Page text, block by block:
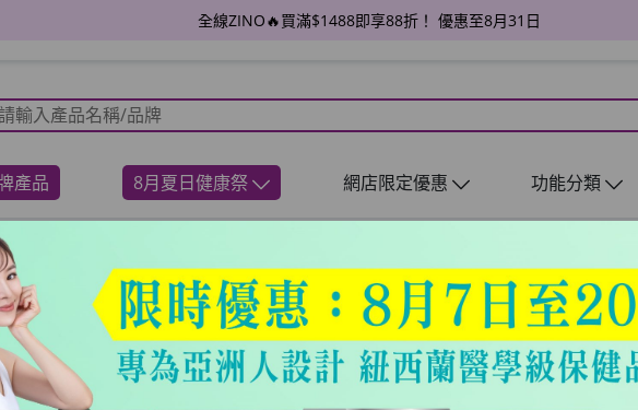
全線ZINO🔥買滿$1488即享88折！ 優惠至8月31日
產品 8月夏日健康祭 網店限定優惠 功能分類
華” 已加入您的購物車